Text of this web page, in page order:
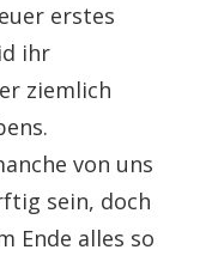
erstes
ihr
ziemlich
von uns
sein, doch
Ende alles so